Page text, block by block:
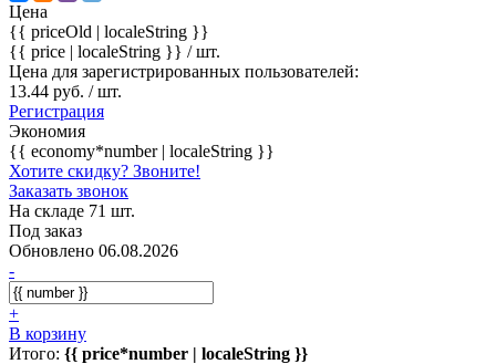
Цена
{{ priceOld | localeString }}
{{ price | localeString }} / шт.
Цена для зарегистрированных пользователей:
13.44 руб. / шт.
Регистрация
Экономия
{{ economy*number | localeString }}
Хотите скидку? Звоните!
Заказать звонок
На складе 71 шт.
Под заказ
Обновлено 06.08.2026
-
+
В корзину
Итого: {{ price*number | localeString }}